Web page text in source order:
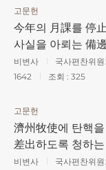
고문헌
今年의 月課를 停
사실을 아뢰는 備
비변사
국사편찬위원
1642
조회 : 325
고문헌
濟州牧使에 탄핵
差出하도록 청하
비변사
국사편찬위원